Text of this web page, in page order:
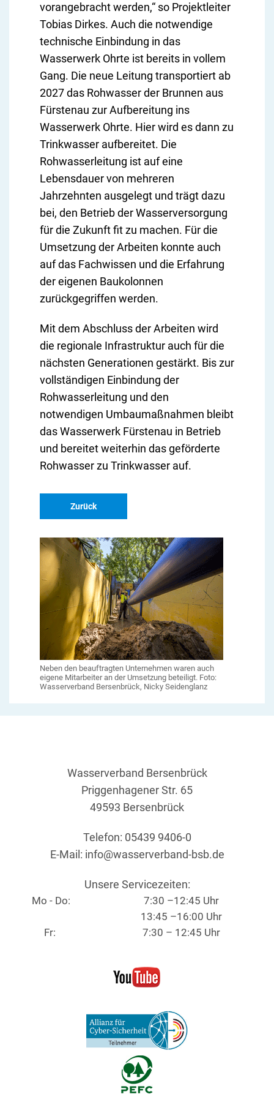
vorangebracht werden,“ so Projektleiter
Tobias Dirkes. Auch die notwendige
technische Einbindung in das
Wasserwerk Ohrte ist bereits in vollem
Gang. Die neue Leitung transportiert ab
2027 das Rohwasser der Brunnen aus
Fürstenau zur Aufbereitung ins
Wasserwerk Ohrte. Hier wird es dann zu
Trinkwasser aufbereitet. Die
Rohwasserleitung ist auf eine
Lebensdauer von mehreren
Jahrzehnten ausgelegt und trägt dazu
bei, den Betrieb der Wasserversorgung
für die Zukunft fit zu machen. Für die
Umsetzung der Arbeiten konnte auch
auf das Fachwissen und die Erfahrung
der eigenen Baukolonnen
zurückgegriffen werden.
Mit dem Abschluss der Arbeiten wird
die regionale Infrastruktur auch für die
nächsten Generationen gestärkt. Bis zur
vollständigen Einbindung der
Rohwasserleitung und den
notwendigen Umbaumaßnahmen bleibt
das Wasserwerk Fürstenau in Betrieb
und bereitet weiterhin das geförderte
Rohwasser zu Trinkwasser auf.
Zurück
Neben den beauftragten Unternehmen waren auch
eigene Mitarbeiter an der Umsetzung beteiligt. Foto:
Wasserverband Bersenbrück, Nicky Seidenglanz
Wasserverband Bersenbrück
Priggenhagener Str. 65
49593 Bersenbrück
Telefon: 05439 9406-0
E-Mail: info@wasserverband-bsb.de
Unsere Servicezeiten:
Mo - Do:
7:30 –12:45 Uhr
13:45 –16:00 Uhr
Fr:
7:30 – 12:45 Uhr